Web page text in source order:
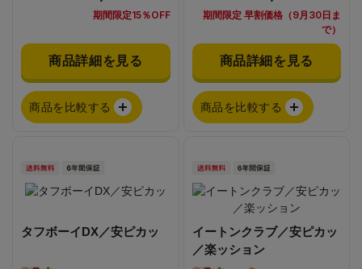
期間限定15％OFF
商品詳細を見る
商品を比較する
期間限定 早割価格（9月30日ま
で）
商品詳細を見る
商品を比較する
タフボーイDX／安ピカッ
イートンクラブ／安ピカッ
／楽ッション